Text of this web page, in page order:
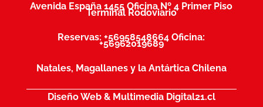
Avenida España 1455Oficina Nº 4 Primer Piso
Terminal Rodoviario
Reservas:+56958548664 Oficina:
+56962019689
Natales, Magallanes y la Antártica Chilena
Diseño Web & Multimedia Digital21.cl